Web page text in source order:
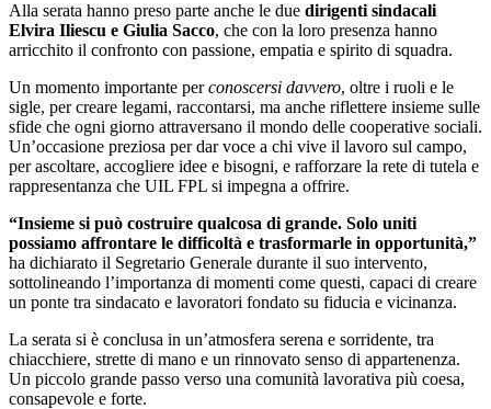
Alla serata hanno preso parte anche le due dirigenti sindacali
Elvira Iliescu e Giulia Sacco, che con la loro presenza hanno
arricchito il confronto con passione, empatia e spirito di squadra.
Un momento importante perconoscersi davvero, oltre i ruoli e le
sigle, per creare legami, raccontarsi, ma anche riflettere insieme sulle
sfide che ogni giorno attraversano il mondo delle cooperative sociali.
Un’occasione preziosa per dar voce a chi vive il lavoro sul campo,
per ascoltare, accogliere idee e bisogni, e rafforzare la rete di tutela e
rappresentanza che UIL FPL si impegna a offrire.
“Insieme si può costruire qualcosa di grande. Solo uniti
possiamo affrontare le difficoltà e trasformarle in opportunità,”
ha dichiarato il Segretario Generale durante il suo intervento,
sottolineando l’importanza di momenti come questi, capaci di creare
un ponte tra sindacato e lavoratori fondato su fiducia e vicinanza.
La serata si è conclusa in un’atmosfera serena e sorridente, tra
chiacchiere, strette di mano e un rinnovato senso di appartenenza.
Un piccolo grande passo verso una comunità lavorativa più coesa,
consapevole e forte.